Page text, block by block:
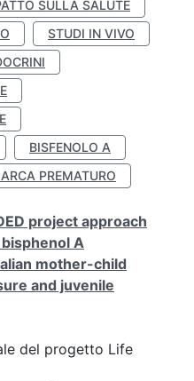
SULLA SALUTE
STUDI IN VIVO
BISFENOLO A
PREMATURO
project approach
A
mother-child
and juvenile
del progetto Life